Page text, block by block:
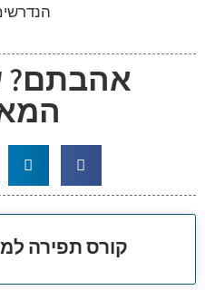
אהבתם?
קורס תפירה